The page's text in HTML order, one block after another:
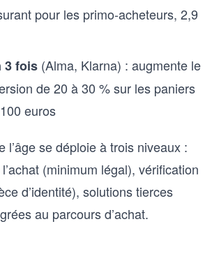
pour les primo-acheteurs, 2,9
3 fois (Alma, Klarna) : augmente le
de 20 à 30 % sur les paniers
euros
l’âge se déploie à trois niveaux :
(minimum légal), vérification
d’identité), solutions tierces
au parcours d’achat.